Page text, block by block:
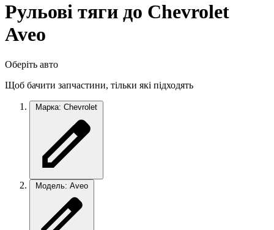
Рульові тяги до Chevrolet
Aveo
Оберіть авто
Щоб бачити запчастини, тільки які підходять
Марка: Chevrolet
Модель: Aveo